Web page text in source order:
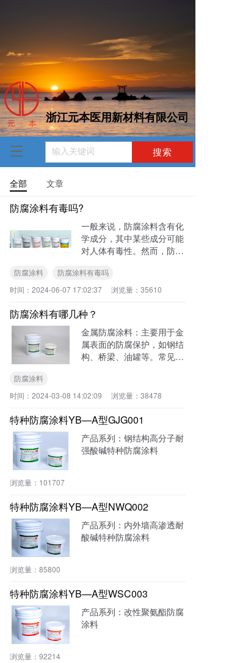
浙江元本医用新材料有限公司
T
g
e
a
v
g
a
i
o
全部 文章
防腐涂料有毒吗?
一般来说，防腐涂料含有化
学成分，其中某些成分可能
对人体有毒性。然而，防腐
试，通常在正确使用和操作
的情况下是安全的。
防腐涂料
防腐涂料有毒吗
时间： 2024-06-07 17:02:37 浏览量： 35610
防腐涂料有哪几种？
金属防腐涂料：主要用于金
属表面的防腐保护，如钢结
构、桥梁、油罐等。常见的
酸涂料等。
防腐涂料
时间： 2024-03-08 14:02:09 浏览量： 38478
特种防腐涂料YB—A型GJG001
产品系列：钢结构高分子耐
强酸碱特种防腐涂料
浏览量： 101707
特种防腐涂料YB—A型NWQ002
产品系列：内外墙高渗透耐
酸碱特种防腐涂料
浏览量： 85800
特种防腐涂料YB—A型WSC003
产品系列：改性聚氨酯防腐
涂料
浏览量： 92214